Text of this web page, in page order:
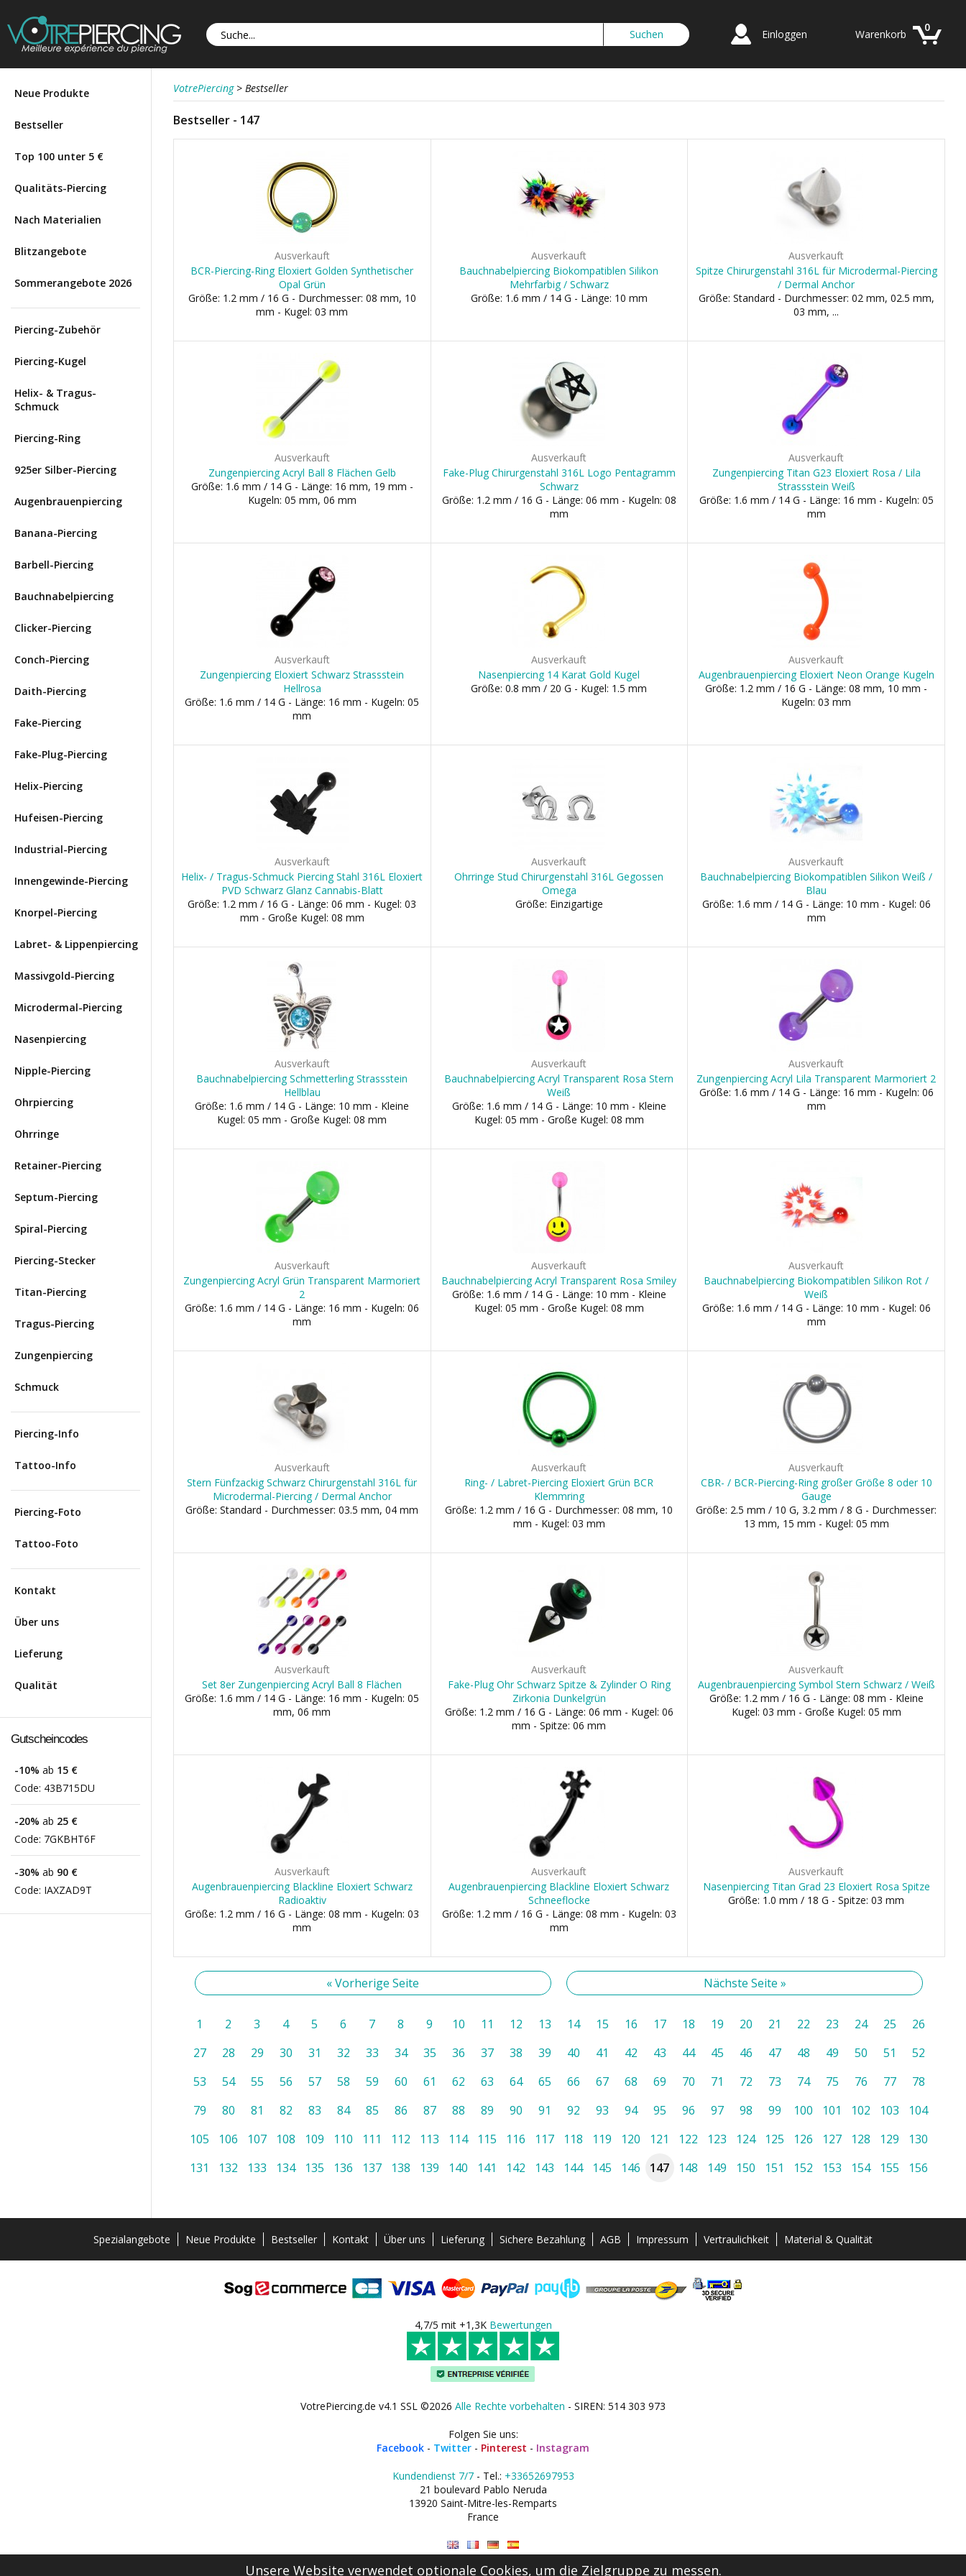
Einloggen
0
Warenkorb
Neue Produkte
Bestseller
Top 100 unter 5 €
Qualitäts-Piercing
Nach Materialien
Blitzangebote
Sommerangebote 2026
Piercing-Zubehör
Piercing-Kugel
Helix- & Tragus-
Schmuck
Piercing-Ring
925er Silber-Piercing
Augenbrauenpiercing
Banana-Piercing
Barbell-Piercing
Bauchnabelpiercing
Clicker-Piercing
Conch-Piercing
Daith-Piercing
Fake-Piercing
Fake-Plug-Piercing
Helix-Piercing
Hufeisen-Piercing
Industrial-Piercing
Innengewinde-Piercing
Knorpel-Piercing
Labret- & Lippenpiercing
Massivgold-Piercing
Microdermal-Piercing
Nasenpiercing
Nipple-Piercing
Ohrpiercing
Ohrringe
Retainer-Piercing
Septum-Piercing
Spiral-Piercing
Piercing-Stecker
Titan-Piercing
Tragus-Piercing
Zungenpiercing
Schmuck
Piercing-Info
Tattoo-Info
Piercing-Foto
Tattoo-Foto
Kontakt
Über uns
Lieferung
Qualität
Gutscheincodes
-10% ab 15 €
Code: 43B715DU
-20% ab 25 €
Code: 7GKBHT6F
-30% ab 90 €
Code: IAXZAD9T
VotrePiercing > Bestseller
Bestseller - 147
Ausverkauft
BCR-Piercing-Ring Eloxiert Golden Synthetischer
Opal Grün
Größe: 1.2 mm / 16 G - Durchmesser: 08 mm, 10
mm - Kugel: 03 mm
Ausverkauft
Bauchnabelpiercing Biokompatiblen Silikon
Mehrfarbig / Schwarz
Größe: 1.6 mm / 14 G - Länge: 10 mm
Ausverkauft
Spitze Chirurgenstahl 316L für Microdermal-Piercing
/ Dermal Anchor
Größe: Standard - Durchmesser: 02 mm, 02.5 mm,
03 mm, ...
Ausverkauft
Zungenpiercing Acryl Ball 8 Flächen Gelb
Größe: 1.6 mm / 14 G - Länge: 16 mm, 19 mm -
Kugeln: 05 mm, 06 mm
Ausverkauft
Fake-Plug Chirurgenstahl 316L Logo Pentagramm
Schwarz
Größe: 1.2 mm / 16 G - Länge: 06 mm - Kugeln: 08
mm
Ausverkauft
Zungenpiercing Titan G23 Eloxiert Rosa / Lila
Strassstein Weiß
Größe: 1.6 mm / 14 G - Länge: 16 mm - Kugeln: 05
mm
Ausverkauft
Zungenpiercing Eloxiert Schwarz Strassstein
Hellrosa
Größe: 1.6 mm / 14 G - Länge: 16 mm - Kugeln: 05
mm
Ausverkauft
Nasenpiercing 14 Karat Gold Kugel
Größe: 0.8 mm / 20 G - Kugel: 1.5 mm
Ausverkauft
Augenbrauenpiercing Eloxiert Neon Orange Kugeln
Größe: 1.2 mm / 16 G - Länge: 08 mm, 10 mm -
Kugeln: 03 mm
Ausverkauft
Helix- / Tragus-Schmuck Piercing Stahl 316L Eloxiert
PVD Schwarz Glanz Cannabis-Blatt
Größe: 1.2 mm / 16 G - Länge: 06 mm - Kugel: 03
mm - Große Kugel: 08 mm
Ausverkauft
Ohrringe Stud Chirurgenstahl 316L Gegossen
Omega
Größe: Einzigartige
Ausverkauft
Bauchnabelpiercing Biokompatiblen Silikon Weiß /
Blau
Größe: 1.6 mm / 14 G - Länge: 10 mm - Kugel: 06
mm
Ausverkauft
Bauchnabelpiercing Schmetterling Strassstein
Hellblau
Größe: 1.6 mm / 14 G - Länge: 10 mm - Kleine
Kugel: 05 mm - Große Kugel: 08 mm
Ausverkauft
Bauchnabelpiercing Acryl Transparent Rosa Stern
Weiß
Größe: 1.6 mm / 14 G - Länge: 10 mm - Kleine
Kugel: 05 mm - Große Kugel: 08 mm
Ausverkauft
Zungenpiercing Acryl Lila Transparent Marmoriert 2
Größe: 1.6 mm / 14 G - Länge: 16 mm - Kugeln: 06
mm
Ausverkauft
Zungenpiercing Acryl Grün Transparent Marmoriert
2
Größe: 1.6 mm / 14 G - Länge: 16 mm - Kugeln: 06
mm
Ausverkauft
Bauchnabelpiercing Acryl Transparent Rosa Smiley
Größe: 1.6 mm / 14 G - Länge: 10 mm - Kleine
Kugel: 05 mm - Große Kugel: 08 mm
Ausverkauft
Bauchnabelpiercing Biokompatiblen Silikon Rot /
Weiß
Größe: 1.6 mm / 14 G - Länge: 10 mm - Kugel: 06
mm
Ausverkauft
Stern Fünfzackig Schwarz Chirurgenstahl 316L für
Microdermal-Piercing / Dermal Anchor
Größe: Standard - Durchmesser: 03.5 mm, 04 mm
Ausverkauft
Ring- / Labret-Piercing Eloxiert Grün BCR
Klemmring
Größe: 1.2 mm / 16 G - Durchmesser: 08 mm, 10
mm - Kugel: 03 mm
Ausverkauft
CBR- / BCR-Piercing-Ring großer Größe 8 oder 10
Gauge
Größe: 2.5 mm / 10 G, 3.2 mm / 8 G - Durchmesser:
13 mm, 15 mm - Kugel: 05 mm
Ausverkauft
Set 8er Zungenpiercing Acryl Ball 8 Flächen
Größe: 1.6 mm / 14 G - Länge: 16 mm - Kugeln: 05
mm, 06 mm
Ausverkauft
Fake-Plug Ohr Schwarz Spitze & Zylinder O Ring
Zirkonia Dunkelgrün
Größe: 1.2 mm / 16 G - Länge: 06 mm - Kugel: 06
mm - Spitze: 06 mm
Ausverkauft
Augenbrauenpiercing Symbol Stern Schwarz / Weiß
Größe: 1.2 mm / 16 G - Länge: 08 mm - Kleine
Kugel: 03 mm - Große Kugel: 05 mm
Ausverkauft
Augenbrauenpiercing Blackline Eloxiert Schwarz
Radioaktiv
Größe: 1.2 mm / 16 G - Länge: 08 mm - Kugeln: 03
mm
Ausverkauft
Augenbrauenpiercing Blackline Eloxiert Schwarz
Schneeflocke
Größe: 1.2 mm / 16 G - Länge: 08 mm - Kugeln: 03
mm
Ausverkauft
Nasenpiercing Titan Grad 23 Eloxiert Rosa Spitze
Größe: 1.0 mm / 18 G - Spitze: 03 mm
« Vorherige Seite Nächste Seite »
1 2 3 4 5 6 7 8 9 10 11 12 13 14 15 16 17 18 19 20 21 22 23 24 25
26
27
28 29 30 31 32 33 34 35 36 37 38 39 40 41 42 43 44 45 46 47 48 49 50 51
52
53
54 55 56 57 58 59 60 61 62 63 64 65 66 67 68 69 70 71 72 73 74 75 76 77
78
79
80 81 82 83 84 85 86 87 88 89 90 91 92 93 94 95 96 97 98 99 100 101 102 103
104
105
106 107 108 109 110 111 112 113 114 115 116 117 118 119 120 121 122 123 124 125 126 127 128 129
130
131
132 133 134 135 136 137 138 139 140 141 142 143 144 145 146 147 148 149 150 151 152 153 154 155 156
Spezialangebote Neue Produkte Bestseller Kontakt Über uns Lieferung Sichere Bezahlung AGB Impressum Vertraulichkeit Material & Qualität
4,7/5 mit +1,3K Bewertungen
VotrePiercing.de v4.1 SSL ©2026 Alle Rechte vorbehalten - SIREN: 514 303 973
Folgen Sie uns:
Facebook - Twitter - Pinterest - Instagram
Kundendienst 7/7- Tel.: +33652697953
21 boulevard Pablo Neruda
13920 Saint-Mitre-les-Remparts
France
Unsere Website verwendet optionale Cookies, um die Zielgruppe zu messen.